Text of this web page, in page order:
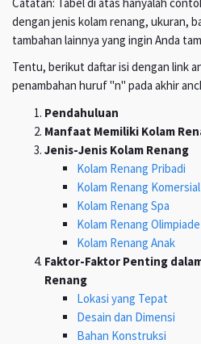
dengan jenis kolam renang, ukuran,
tambahan lainnya yang ingin Anda
Tentu, berikut daftar isi dengan link
penambahan huruf "n" pada akhir
Pendahuluan
Manfaat Memiliki Kolam
Jenis-Jenis Kolam Renang
Kolam Renang Pribadi
Kolam Renang Komersial
Kolam Renang Spa
Kolam Renang Olimpiade
Kolam Renang Anak
Faktor-Faktor Penting
Renang
Lokasi yang Tepat
Desain dan Dimensi
Bahan Konstruksi